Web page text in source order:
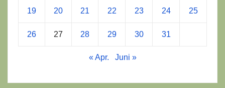
19 20 21 22 23 24 25
26 27 28 29 30 31
« Apr. Juni »